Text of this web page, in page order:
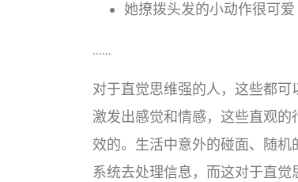
她撩拨头发的小动作很可爱
……
对于直觉思维强的人，这些都
激发出感觉和情感，这些直观
效的。生活中意外的碰面、随
系统去处理信息，而这对于直